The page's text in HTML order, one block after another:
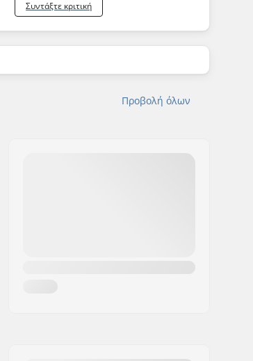
Συντάξτε κριτική
Προβολή όλων